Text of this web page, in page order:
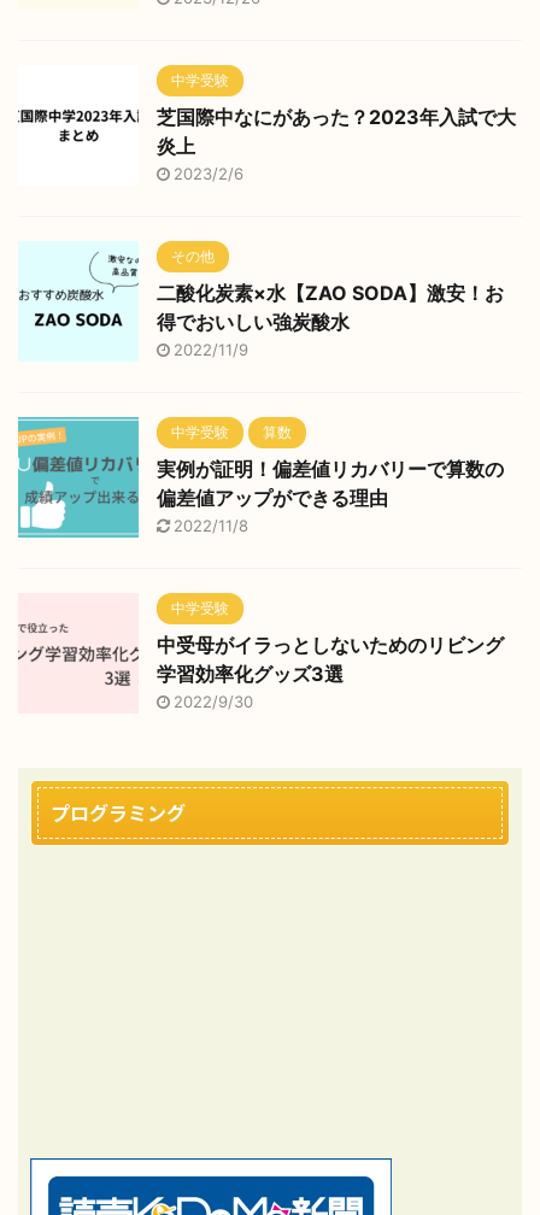
中学受験
芝国際中なにがあった？2023年入試で大
炎上
2023/2/6
その他
二酸化炭素×水【ZAO SODA】激安！お
得でおいしい強炭酸水
2022/11/9
中学受験 算数
実例が証明！偏差値リカバリーで算数の
偏差値アップができる理由
2022/11/8
中学受験
中受母がイラっとしないためのリビング
学習効率化グッズ3選
2022/9/30
プログラミング